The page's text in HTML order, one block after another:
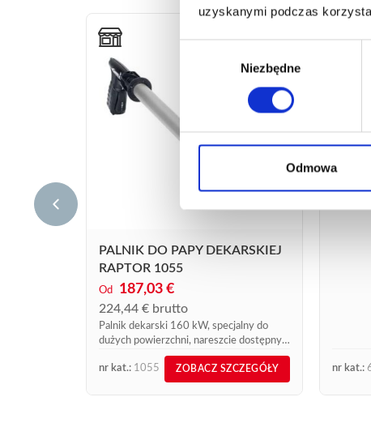
uzyskanymi podczas
Niezbędne
Odmowa
PALNIK DO PAPY DEKARSKIEJ
RAPTOR 1055
Od 187,03 €
224,44 € brutto
Palnik dekarski 160 kW, specjalny do
dużych powierzchni, nareszcie dostępny u
stałych dystrybutorów produktów
Express.
nr kat.: 1055 ZOBACZ SZCZEGÓŁY
371,03
Titan'
nr kat.: